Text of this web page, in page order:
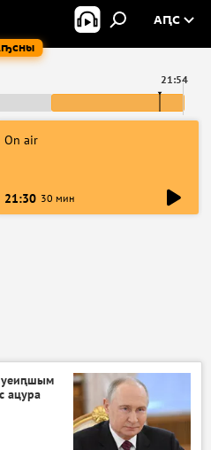
АԤС
21:54
On air
21:30 30 мин
ацура